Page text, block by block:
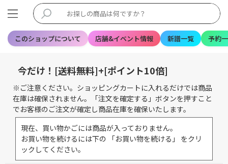
このショップについて 店舗&イベント情報 新譜一覧 予約
今だけ！[送料無料]+[ポイント10倍]
※ご注意ください。ショッピングカートに入れるだけでは商品
在庫は確保されません。「注文を確定する」ボタンを押すこと
でお客様のご注文が確定し商品在庫を確保いたします。
現在、買い物かごには商品が入っておりません。
お買い物を続けるには下の 「お買い物を続ける」 をクリ
ックしてください。